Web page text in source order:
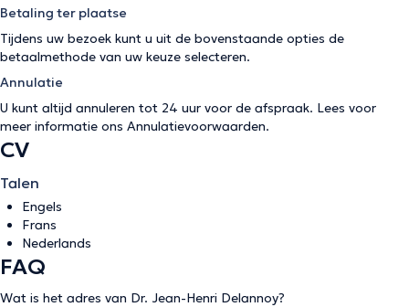
Betaling ter plaatse
Tijdens uw bezoek kunt u uit de bovenstaande opties de
betaalmethode van uw keuze selecteren.
Annulatie
U kunt altijd annuleren tot 24 uur voor de afspraak. Lees voor
meer informatie ons Annulatievoorwaarden.
CV
Talen
Engels
Frans
Nederlands
FAQ
Wat is het adres van Dr. Jean-Henri Delannoy?